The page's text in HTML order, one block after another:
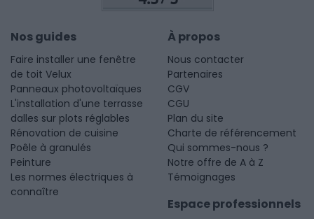
Nos guides
Faire installer une fenêtre
de toit Velux
Panneaux photovoltaïques
L'installation d'une terrasse
dalles sur plots réglables
Rénovation de cuisine
Poêle à granulés
Peinture
Les normes électriques à
connaître
À propos
Nous contacter
Partenaires
CGV
CGU
Plan du site
Charte de référencement
Qui sommes-nous ?
Notre offre de A à Z
Témoignages
Espace professionnels